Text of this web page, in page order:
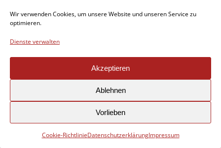
Wir verwenden Cookies, um unsere Website und unseren Service zu
optimieren.
Dienste verwalten
Akzeptieren
Ablehnen
Vorlieben
Cookie-RichtlinieDatenschutzerklärungImpressum
n. Wir werden die